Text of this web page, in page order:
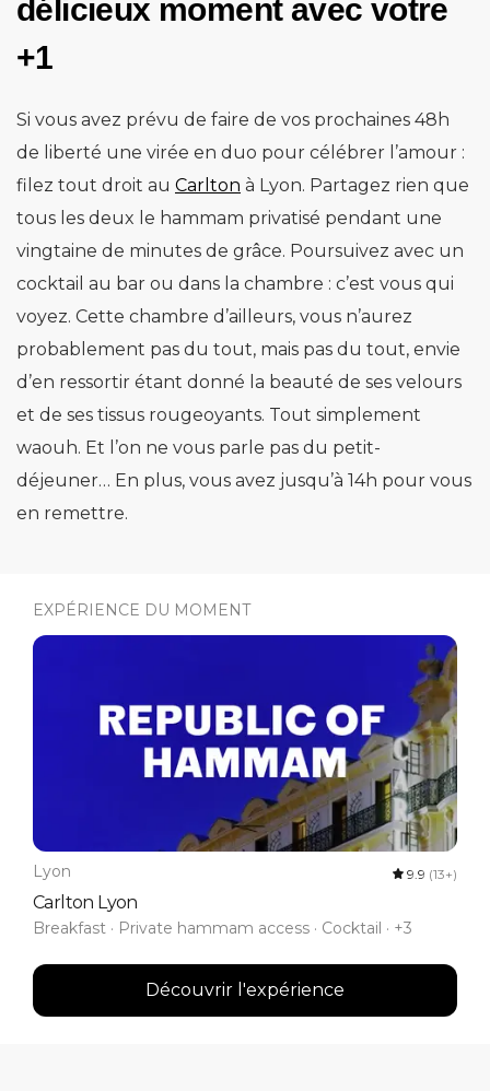
délicieux moment avec votre
+1
Si vous avez prévu de faire de vos prochaines 48h
de liberté une virée en duo pour célébrer l’amour :
filez tout droit au Carlton à Lyon. Partagez rien que
tous les deux le hammam privatisé pendant une
vingtaine de minutes de grâce. Poursuivez avec un
cocktail au bar ou dans la chambre : c’est vous qui
voyez. Cette chambre d’ailleurs, vous n’aurez
probablement pas du tout, mais pas du tout, envie
d’en ressortir étant donné la beauté de ses velours
et de ses tissus rougeoyants. Tout simplement
waouh. Et l’on ne vous parle pas du petit-
déjeuner… En plus, vous avez jusqu’à 14h pour vous
en remettre.
EXPÉRIENCE DU MOMENT
Lyon 9.9 (13+)
Carlton Lyon
Breakfast · Private hammam access · Cocktail · +3
Découvrir l'expérience